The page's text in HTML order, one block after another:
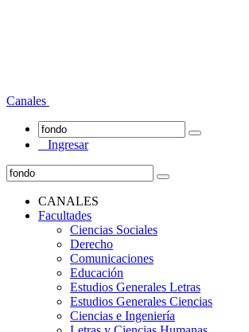
Canales
Ingresar
CANALES
Facultades
Ciencias Sociales
Derecho
Comunicaciones
Educación
Estudios Generales Letras
Estudios Generales Ciencias
Ciencias e Ingeniería